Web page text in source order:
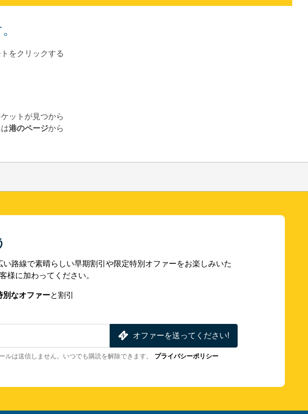
をクリックする
ットが見つから
港のページから
路線で素晴らしい早期割引や限定特別オファーをお楽しみいた
様に加わってください。
別なオファーと割引
オファーを送ってください!
は送信しません。いつでも購読を解除できます。 プライバシーポリシー